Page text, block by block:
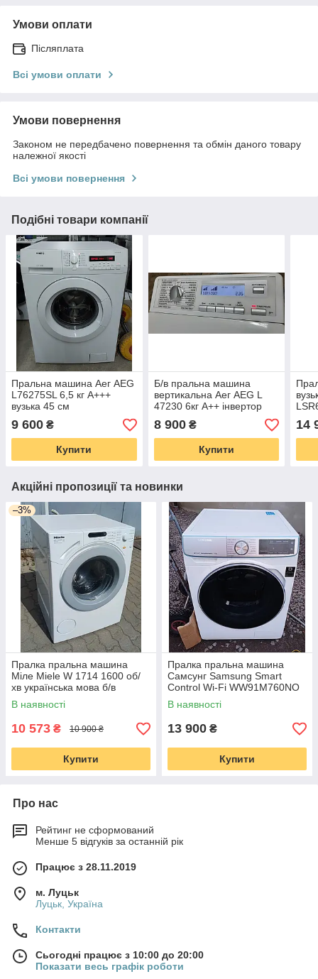
Умови оплати
Післяплата
Всі умови оплати
Умови повернення
Законом не передбачено повернення та обмін даного товару
належної якості
Всі умови повернення
Подібні товари компанії
Пральна машина Аег AEG
L76275SL 6,5 кг А+++
вузька 45 см
9 600 ₴
Купити
Б/в пральна машина
вертикальна Аег AEG L
47230 6кг А++ інвертор
8 900₴
Купити
14
Акційні пропозиції та новинки
–3%
Пралка пральна машина
Міле Miele W 1714 1600 об/
хв українська мова б/в
вживана Made in Germany
В наявності
10 573 ₴ 10 900 ₴
Купити
Пралка пральна машина
Самсунг Samsung Smart
Control Wi-Fi WW91M760NO
9 кг 1600 о б/хв інвертор
стиральная машина б/у
В наявності
13 900 ₴
Купити
Про нас
Рейтинг не сформований
Менше 5 відгуків за останній рік
Працює з 28.11.2019
м. Луцьк
Луцьк, Україна
Контакти
Сьогодні працює з 10:00 до 20:00
Показати весь графік роботи